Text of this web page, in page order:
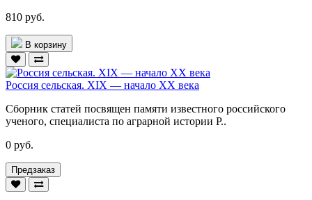
810 руб.
В корзину
Россия сельская. XIX — начало XX века
Сборник статей посвящен памяти известного российского
ученого, специалиста по аграрной истории Р..
0 руб.
Предзаказ